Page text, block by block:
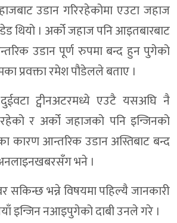
उडान गरिरहेकोमा एउटा जहाज
थियो । अर्को जहाज पनि आइतबारबाट
उडान पूर्ण रुपमा बन्द हुन पुगेको
प्रवक्ता रमेश पौडेलले बताए ।
दुईवटा ट्वीनअटरमध्ये एउटै यसअघि नै
रहेको र अर्को जहाजको पनि इन्जिनको
कारण आन्तरिक उडान अस्तिबाट बन्द
भने ।
सकिन्छ भन्ने विषयमा पहिल्यै जानकारी
इन्जिन नआइपुगेको दाबी उनले गरे ।